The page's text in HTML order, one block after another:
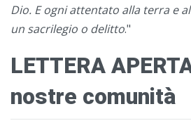
Dio. E ogniattentato alla terra e
un sacrilegio o delitto."
LETTERA
nostre comunità